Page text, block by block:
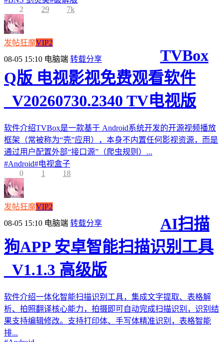
2
29 7k
发帖狂魔VIP2
08-05 15:10 电脑端 转载分享
TVBox
Q版 电视影视免费观看软件
_V20260730.2340 TV电视版
软件介绍TVBox是一款基于 Android系统开发的开源视频播放
框架（常被称为“壳”应用），本身不内置任何影视资源，而是
通过用户配置外部“接口源”（爬虫规则）...
#Android#电视盒子
0
1 18
发帖狂魔VIP2
08-05 15:10 电脑端 转载分享
AI扫描
狗APP 安卓智能扫描识别工具
_V1.1.3 高级版
软件介绍一体化智能扫描识别工具，集成文字提取、表格解
析、拍照翻译核心能力，拍摄即可自动完成扫描识别，识别结
果支持编辑修改。支持打印体、手写体精准识别，表格智能
排...